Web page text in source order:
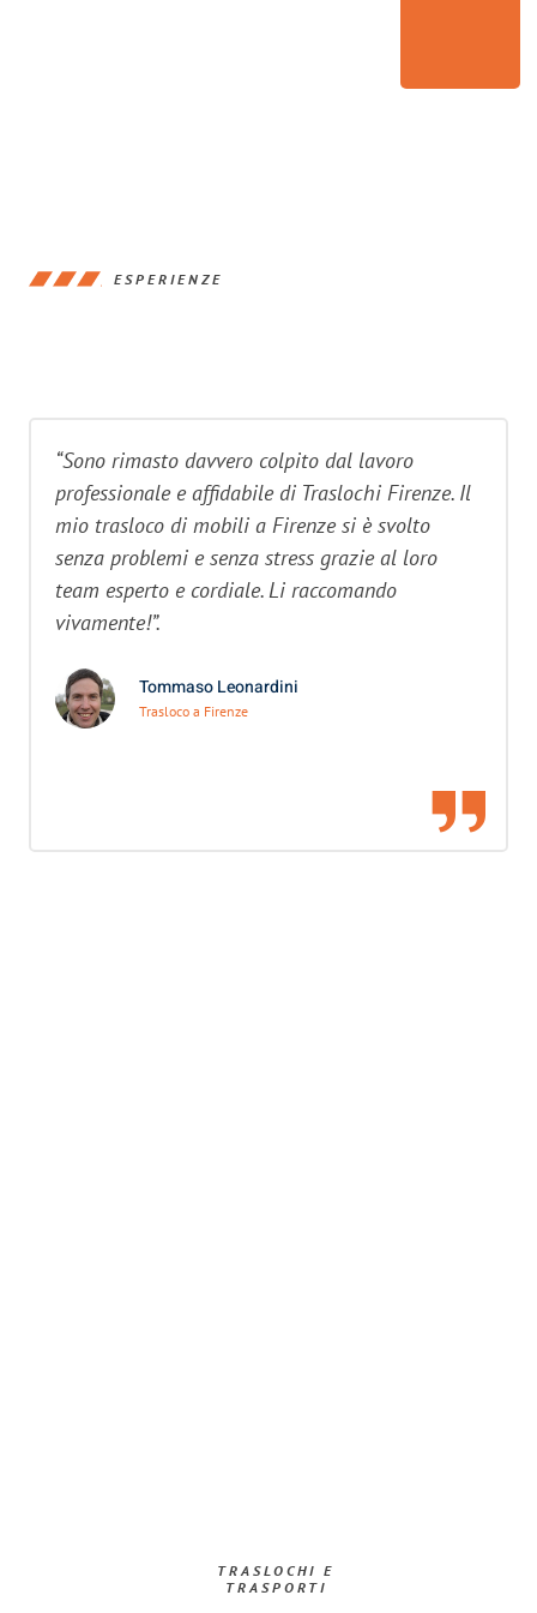
ESPERIENZE
“Sono rimasto davvero colpito dal lavoro
professionale e affidabile di Traslochi Firenze. Il
mio trasloco di mobili a Firenze si è svolto
senza problemi e senza stress grazie al loro
team esperto e cordiale. Li raccomando
vivamente!”.
Tommaso Leonardini
Trasloco a Firenze
TRASLOCHI E
TRASPORTI​